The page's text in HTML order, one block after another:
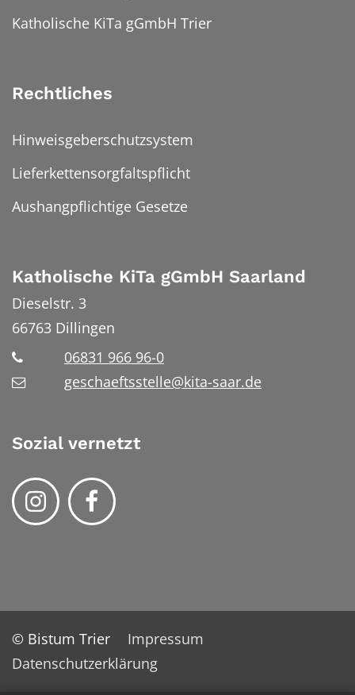
Katholische KiTa gGmbH Trier
Rechtliches
Hinweisgeberschutzsystem
Lieferkettensorgfaltspflicht
Aushangpflichtige Gesetze
Katholische KiTa gGmbH Saarland
Dieselstr. 3
66763 Dillingen
06831 966 96-0
geschaeftsstelle@kita-saar.de
Sozial vernetzt
© Bistum Trier
Impressum
Datenschutzerklärung